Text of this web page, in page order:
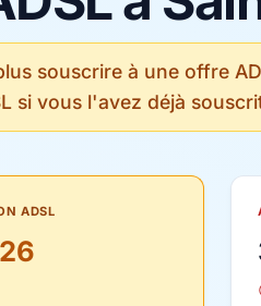
souscrire à une offre
si vous l'avez déjà
ADSL